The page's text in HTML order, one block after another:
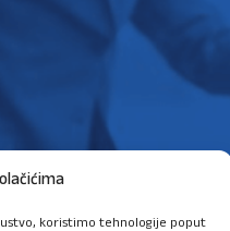
koristimo tehnologije poput